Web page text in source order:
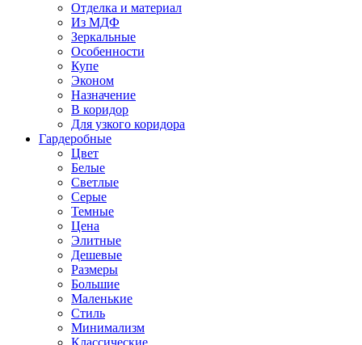
Отделка и материал
Из МДФ
Зеркальные
Особенности
Купе
Эконом
Назначение
В коридор
Для узкого коридора
Гардеробные
Цвет
Белые
Светлые
Серые
Темные
Цена
Элитные
Дешевые
Размеры
Большие
Маленькие
Стиль
Минимализм
Классические